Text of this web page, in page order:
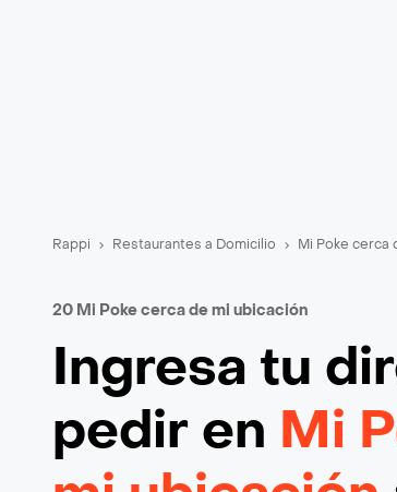
Rappi Restaurantes a Domicilio Mi Poke cerca
20 Mi Poke cerca de mi ubicación
Ingresa tu
pedir en Mi